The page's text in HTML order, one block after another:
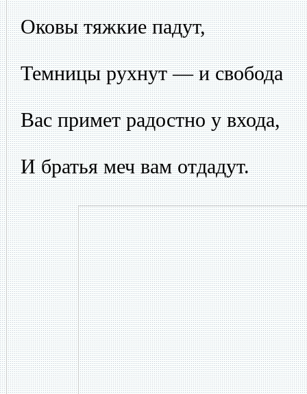
Оковы тяжкие падут,
Темницы рухнут — и свобода
Вас примет радостно у входа,
И братья меч вам отдадут.